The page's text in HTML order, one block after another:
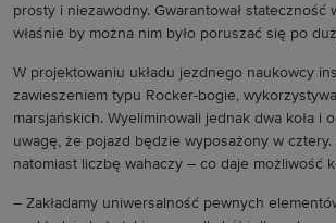
prosty i niezawodny. Gwarantował stateczność
właśnie by można nim było poruszać się po
W projektowaniu układu jezdnego naukowcy
zawieszeniem typu Rocker-bogie,
marsjańskich. Wyeliminowali jednak dwa koła i
uwagę, że pojazd będzie wyposażony w cztery.
natomiast liczbę wahaczy – co daje możliwość
– Zakładamy uniwersalność pewnych